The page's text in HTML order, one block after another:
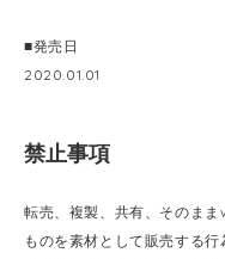
■発売日
2020.01.01
禁止事項
転売、複製、共有、そのま
ものを素材として販売する行